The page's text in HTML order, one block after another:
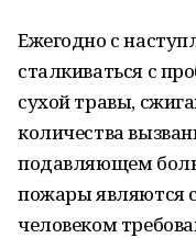
Ежегодно с
сталкиваться с
сухой травы,
количества
подавляющем
пожары являются
человеком